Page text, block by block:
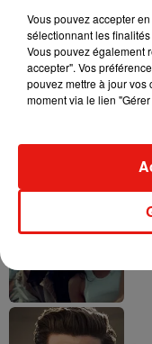
7
Vous pouvez accepter
sélectionnant les
Vous pouvez également
accepter". Vos
pouvez mettre à jour vos
moment via le lien